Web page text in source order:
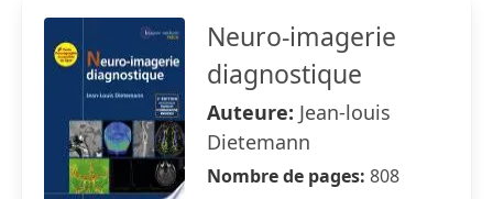
Neuro-imagerie
diagnostique
Auteure: Jean-louis
Dietemann
Nombre de pages: 808